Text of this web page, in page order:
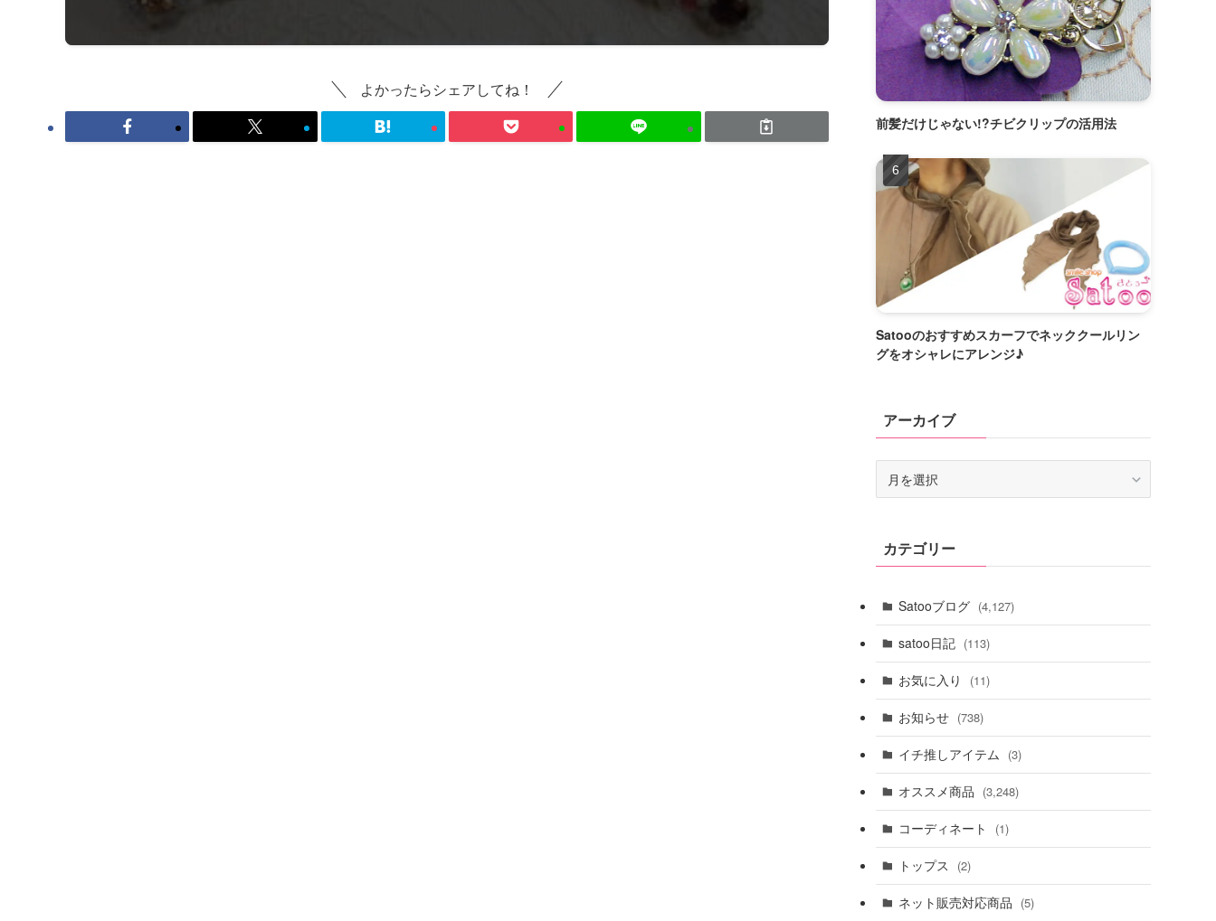
よかったらシェアしてね！
前髪だけじゃない!?チビクリップの活用法
Satooのおすすめスカーフでネッククールリン
グをオシャレにアレンジ♪
アーカイブ
ブカテゴリー
Satooブログ (4,127)
satoo日記 (113)
お気に入り (11)
お知らせ (738)
イチ推しアイテム (3)
オススメ商品 (3,248)
コーディネート (1)
トップス (2)
ネット販売対応商品 (5)